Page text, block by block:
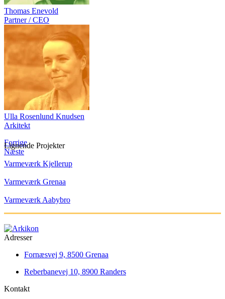
Thomas Enevold
Partner / CEO
Ulla Rosenlund Knudsen
Arkitekt
Forrige
Næste
Lignende Projekter
Varmeværk Kjellerup
Varmeværk Grenaa
Varmeværk Aabybro
Adresser
Fornæsvej 9, 8500 Grenaa
Reberbanevej 10, 8900 Randers
Kontakt